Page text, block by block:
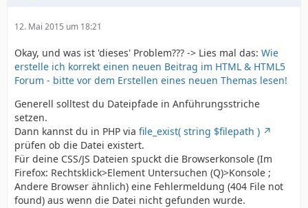
12. Mai 2015 um 18:21
Okay, und was ist 'dieses' Problem??? -> Lies mal das: Wie
erstelle ich korrekt einen neuen Beitrag im HTML & HTML5
Forum - bitte vor dem Erstellen eines neuen Themas lesen!
Generell solltest du Dateipfade in Anführungsstriche
setzen.
Dann kannst du in PHP via file_exist( string $filepath )
prüfen ob die Datei existert.
Für deine CSS/JS Dateien spuckt die Browserkonsole (Im
Firefox: Rechtsklick>Element Untersuchen (Q)>Konsole ;
Andere Browser ähnlich) eine Fehlermeldung (404 File not
found) aus wenn die Datei nicht gefunden wurde.